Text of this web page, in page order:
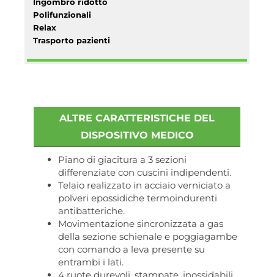
Polifunzionali
Relax
Trasporto pazienti
ALTRE CARATTERISTICHE DEL
DISPOSITIVO MEDICO
Piano di giacitura a 3 sezioni
differenziate con cuscini indipendenti.
Telaio realizzato in acciaio verniciato a
polveri epossidiche termoindurenti
antibatteriche.
Movimentazione sincronizzata a gas
della sezione schienale e poggiagambe
con comando a leva presente su
entrambi i lati.